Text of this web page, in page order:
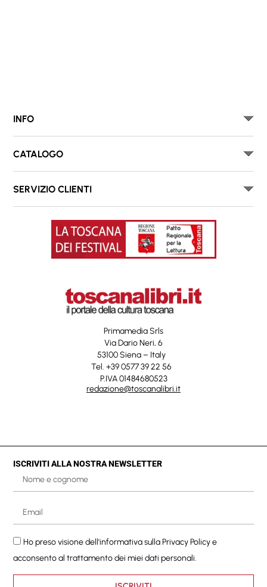
INFO
CATALOGO
SERVIZIO CLIENTI
Primamedia Srls
Via Dario Neri, 6
53100 Siena – Italy
Tel. +39 0577 39 22 56
P.IVA 01484680523
redazione@toscanalibri.it
ISCRIVITI ALLA NOSTRA NEWSLETTER
Ho preso visione dell'informativa sullaPrivacy Policye
acconsento al trattamento dei miei dati personali.